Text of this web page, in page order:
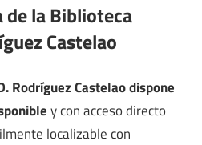
de la Biblioteca
Castelao
Rodríguez Castelao dispone
y con acceso directo
localizable con